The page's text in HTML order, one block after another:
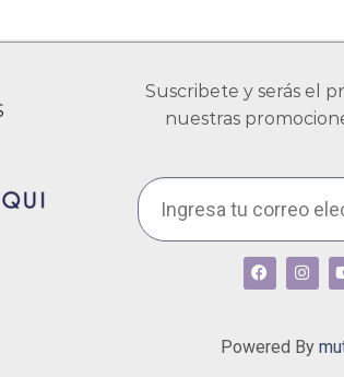
Suscribete y serás el
nuestras
Powered By